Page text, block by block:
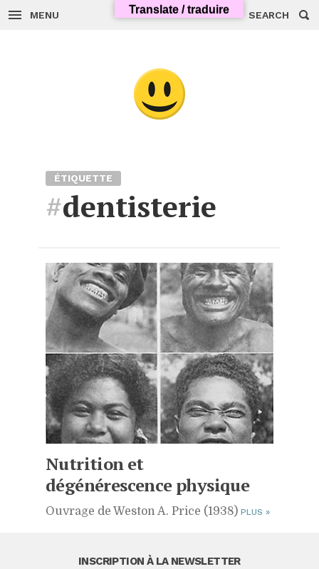
to
MENU SEARCH
ÉTIQUETTE
#dentisterie
Nutrition et
dégénérescence physique
Ouvrage de Weston A. Price (1938) PLUS »
INSCRIPTION À LA NEWSLETTER
Translate / traduire